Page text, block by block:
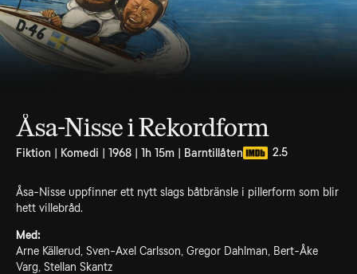
Åsa-Nisse i Rekordform
Fiktion | Komedi | 1968 | 1h 15m | Barntillåten 2.5
Åsa-Nisse uppfinner ett nytt slags båtbränsle i pillerform som blir
hett villebråd.
Med:
Arne Källerud, Sven-Axel Carlsson, Gregor Dahlman, Bert-Åke
Varg, Stellan Skantz